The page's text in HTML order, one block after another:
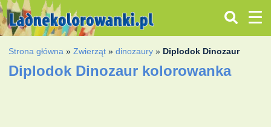
Strona główna »Zwierząt »dinozaury » Diplodok Dinozaur
Diplodok Dinozaur kolorowanka